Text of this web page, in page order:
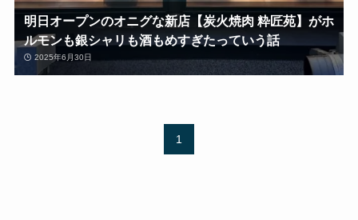
明日オープンのオニグな新店【炭火焼肉 粋匠苑】がホ
ルモンも銀シャリも酒もめすぎたっていう話
2025年6月30日
1